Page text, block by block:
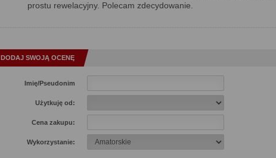
prostu rewelacyjny. Polecam zdecydowanie.
DODAJ SWOJĄ OCENĘ
Imię/Pseudonim
Użytkuję od:
Cena zakupu:
Wykorzystanie: